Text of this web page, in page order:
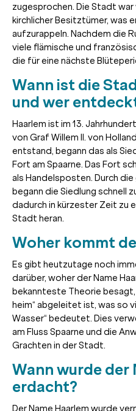
zugesprochen. Die Stadt
kirchlicher Besitztümer, was
aufzurappeln. Nachdem die
viele flämische und
die für eine nächste
Wann ist die
und wer
Haarlem ist im 13.
von Graf Willem II. von
entstand, begann das als
Fort am Spaarne. Das Fort
als Handelsposten. Durch
begann die Siedlung schnell
dadurch in kürzester Zeit zu
Stadt heran.
Woher kommt
Es gibt heutzutage noch
darüber, woher der Name
bekannteste Theorie besagt,
heim“ abgeleitet ist, was so
Wasser“ bedeutet. Dies
am Fluss Spaarne und die
Grachten in der Stadt.
Wann wurde der
erdacht?
Der Name Haarlem wurde